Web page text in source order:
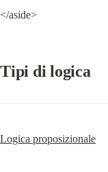
</aside>
Tipi di logica
Logica proposizionale